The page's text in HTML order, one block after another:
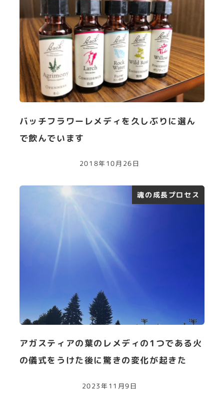
バッチフラワーレメディを久しぶりに選ん
で飲んでいます
2018年10月26日
魂の成長プロセス
アガスティアの葉のレメディの1つである火
の儀式をうけた後に驚きの変化が起きた
2023年11月9日